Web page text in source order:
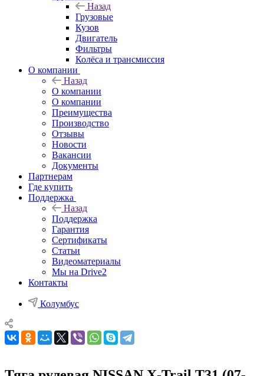
Назад
Грузовые
Кузов
Двигатель
Фильтры
Колёса и трансмиссия
О компании
Назад
О компании
О компании
Преимущества
Производство
Отзывы
Новости
Вакансии
Документы
Партнерам
Где купить
Поддержка
Назад
Поддержка
Гарантия
Сертификаты
Статьи
Видеоматериалы
Мы на Drive2
Контакты
Колумбус